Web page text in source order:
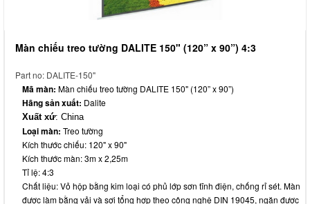
Màn chiếu treo tường DALITE 150" (120” x 90”) 4:3
Part no: DALITE-150"
Mã màn: Màn chiếu treo tường DALITE 150" (120” x 90”)
Hãng sản xuất: Dalite
Xuất xứ: China
Loại màn: Treo tường
Kích thước chiếu: 120" x 90"
Kích thước màn: 3m x 2,25m
Tỉ lệ: 4:3
Chất liệu: Vỏ hộp bằng kim loại có phủ lớp sơn tĩnh điện, chống rỉ sét. Màn
được làm bằng vải và sợi tổng hợp theo công nghệ DIN 19045, ngăn được